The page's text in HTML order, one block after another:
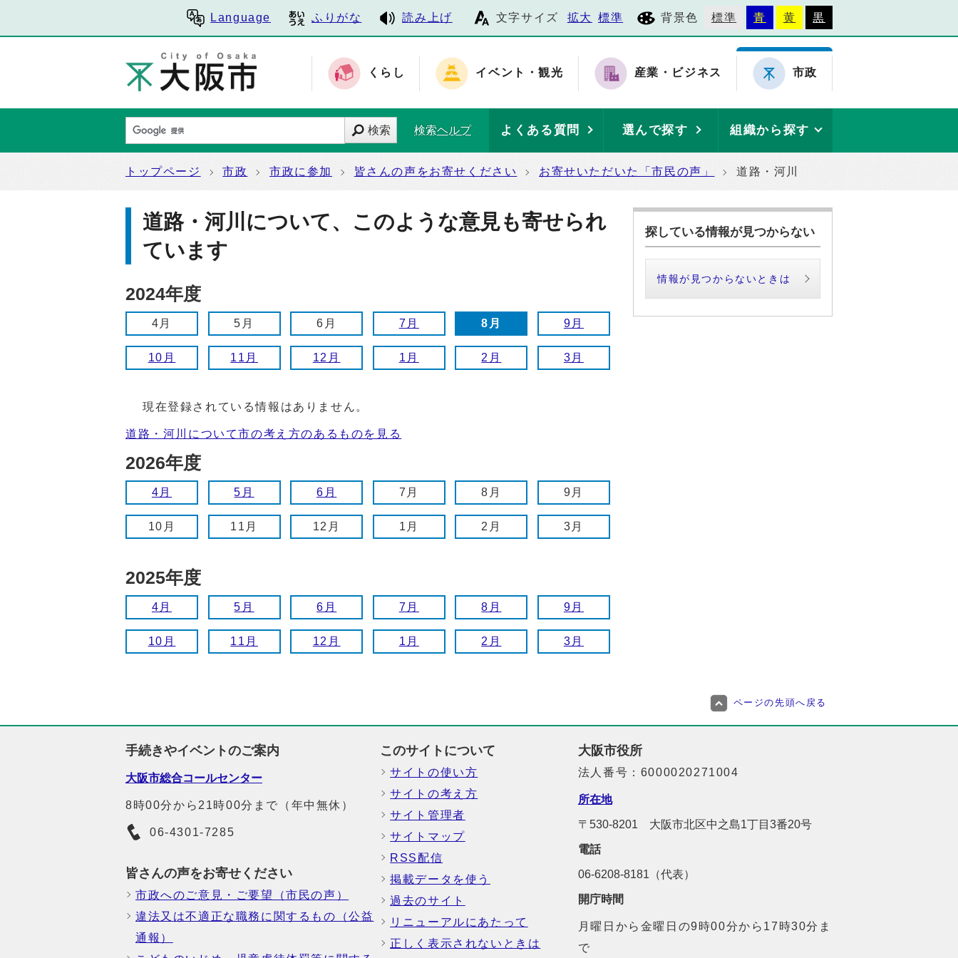
Language ふりがな 読み上げ 文字サイズ 拡大 標準 背景色 標準 青 黄 黒
くらし イベント・観光 産業・ビジネス 市政
検索 検索ヘルプ よくある質問 選んで探す 組織から探す
トップページ 市政 市政に参加 皆さんの声をお寄せください お寄せいただいた「市民の声」 道路・河川
道路・河川について、このような意見も寄せられ
ています
2024年度
4月 5月 6月 7月 8月 9月
10月 11月 12月 1月 2月 3月
現在登録されている情報はありません。
道路・河川について市の考え方のあるものを見る
2026年度
4月 5月 6月 7月 8月 9月
10月 11月 12月 1月 2月 3月
2025年度
4月 5月 6月 7月 8月 9月
10月 11月 12月 1月 2月 3月
探している情報が見つからない
情報が見つからないときは
ページの先頭へ戻る
手続きやイベントのご案内
大阪市総合コールセンター
8時00分から21時00分まで（年中無休）
06-4301-7285
皆さんの声をお寄せください
市政へのご意見・ご要望（市民の声）
違法又は不適正な職務に関するもの（公益
通報）
このサイトについて
サイトの使い方
サイトの考え方
サイト管理者
サイトマップ
RSS配信
掲載データを使う
過去のサイト
リニューアルにあたって
正しく表示されないときは
大阪市役所
法人番号：6000020271004
所在地
〒530-8201 大阪市北区中之島1丁目3番20号
電話
06-6208-8181（代表）
開庁時間
月曜日から金曜日の9時00分から17時30分ま
で